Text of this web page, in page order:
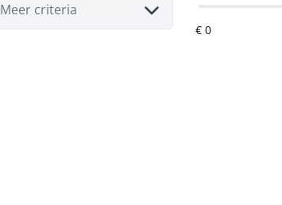
Meer criteria